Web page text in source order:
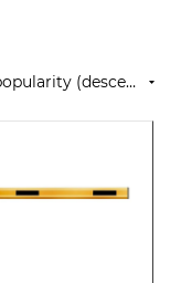
By popularity (descending)